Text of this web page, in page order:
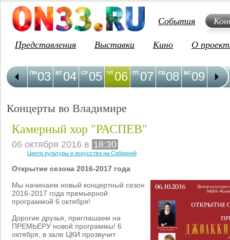
События
Представления
Выставки Кино О
03
ПН 04
ВТ 05
СР 06
ЧТ 07
ПТ 08
СБ 09
ВС 10
ПН
Концерты во Владимире
Камерный хор "РАСПЕВ"
06 октября 2016 в 18:30
Центр культуры и искусства на Соборной
Открытие сезона 2016-2017 года
Мы начинаем новый концертный сезон
2016-2017 года премьерной
программой 6 октября!
Дорогие друзья, приглашаем на
ПРЕМЬЕРУ новой программы! 6
октября, в зале ЦКИ прозвучит